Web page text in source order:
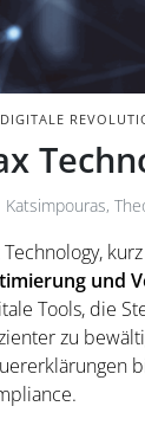
Katsimpouras,
Technology,
und
Tools, die
zu